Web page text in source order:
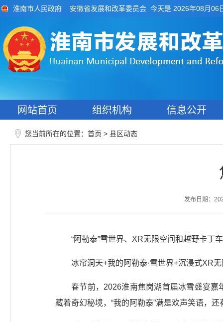
淮南市人民政府 安徽省发展和改革委员会 今天是 2026年08月06
网站首页 组织机构 信息公开
您当前所在的位置： 首页 > 县区动态
发布日期：
“阿勒泰”雪世界、XR无限空间和越野卡丁
冰帘洞天+我的阿勒泰·雪世界+沉浸式XR
春节前，2026淮南焦岗湖首届冰雪盛宴
藏着奇幻秘境，“我的阿勒泰”满是欢声笑语，